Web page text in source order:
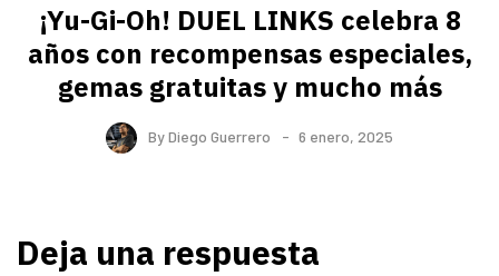
¡Yu-Gi-Oh! DUEL LINKS celebra 8
años con recompensas especiales,
gemas gratuitas y mucho más
ByDiego Guerrero 6 enero, 2025
Deja una respuesta